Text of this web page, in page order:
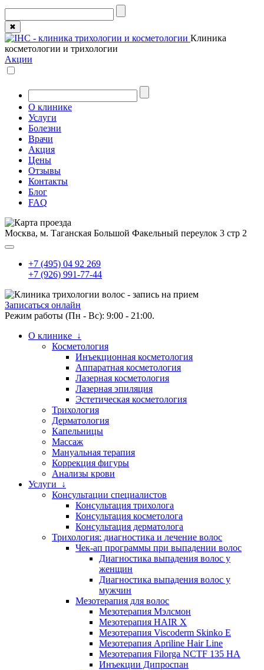
✖
Клиника
косметологии и трихологии
Акции
О клинике
Услуги
Болезни
Врачи
Акция
Цены
Отзывы
Контакты
Блог
FAQ
Москва, м. Таганская Большой Факельный переулок 3 стр 2
+7 (495) 04 92 269
+7 (926) 991-77-44
Записаться онлайн
Режим работы (Пн - Вс): 9:00 - 21:00.
О клинике ↓
Косметология
Инъекционная косметология
Аппаратная косметология
Лазерная косметология
Лазерная эпиляция
Эстетическая косметология
Трихология
Дерматология
Капельницы
Массаж
Мануальная терапия
Коррекция фигуры
Анализы крови
Услуги ↓
Консультации специалистов
Консультация трихолога
Консультация косметолога
Консультация дерматолога
Трихология: диагностика и лечение волос
Чек-ап программы при выпадении волос
Диагностика выпадения волос у
женщин
Диагностика выпадения волос у
мужчин
Мезотерапия для волос
Мезотерапия Мэлсмон
Мезотерапия HAIR X
Мезотерапия Viscoderm Skinko E
Мезотерапия Apriline Hair Line
Мезотерапия Filorga NCTF 135 HA
Инъекции Дипроспан